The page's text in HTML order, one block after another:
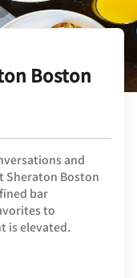
Boston
and
Sheraton Boston
bar
to
is elevated.